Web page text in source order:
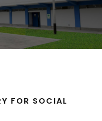
FOR SOCIAL